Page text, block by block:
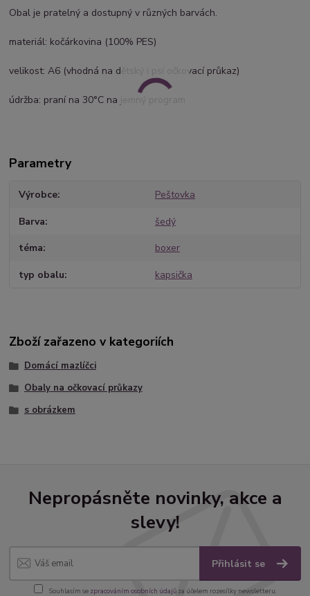
Obal je pratelný a dostupný v různých barvách.
materiál: kočárkovina (100% PES)
velikost: A6 (vhodná na dětský i psí očkovací průkaz)
údržba: praní na 30°C na jemný program
Parametry
Výrobce Peštovka
Barva šedý
téma boxer
typ obalu kapsička
Zboží zařazeno v kategoriích
Domácí mazlíčci
Obaly na očkovací průkazy
s obrázkem
Nepropásněte novinky, akce a
slevy!
Přihlásit se
Souhlasím se zpracováním osobních údajůza účelem rozesílky newsletteru.